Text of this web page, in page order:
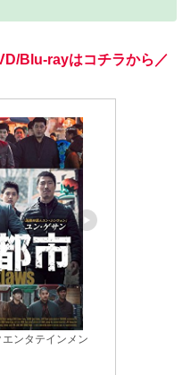
Blu-rayはコチラから／
ンタテインメン